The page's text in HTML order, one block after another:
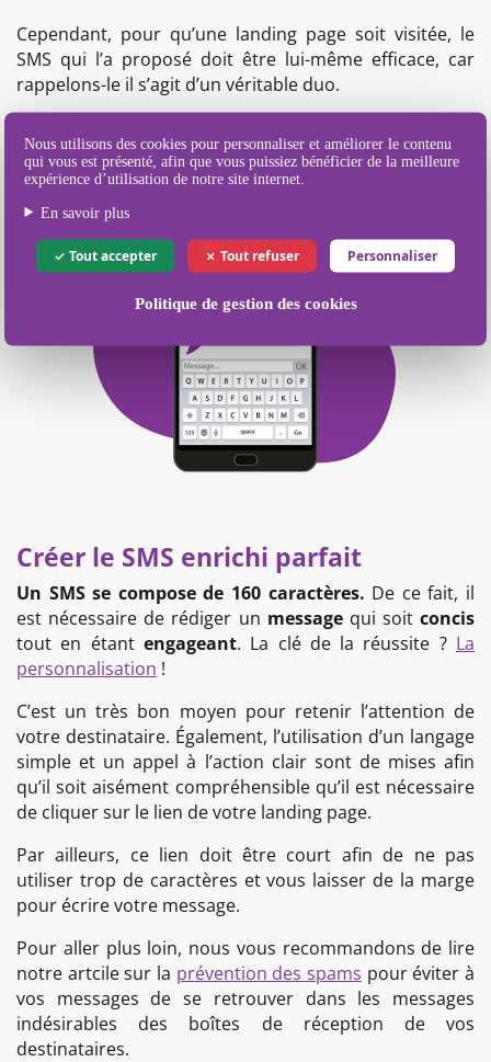
Nous utilisons des cookies pour personnaliser et améliorer le contenu
qui vous est présenté, afin que vous puissiez bénéficier de la meilleure
expérience d’utilisation de notre site internet.
En savoir plus
Tout accepter Tout refuser Personnaliser
Politique de gestion des cookies
Cependant, pour qu’une landing page soit visitée, le
SMS qui l’a proposé doit être lui-même efficace, car
rappelons-le il s’agit d’un véritable duo.
Créer le SMS enrichi parfait
Un SMS se compose de 160 caractères. De ce fait, il
est nécessaire de rédiger un messagequi soit concis
tout en étant engageant. La clé de la réussite ? La
personnalisation !
C’est un très bon moyen pour retenir l’attention de
votre destinataire. Également, l’utilisation d’un langage
simple et un appel à l’action clair sont de mises afin
qu’il soit aisément compréhensible qu’il est nécessaire
de cliquer sur le lien de votre landing page.
Par ailleurs, ce lien doit être court afin de ne pas
utiliser trop de caractères et vous laisser de la marge
pour écrire votre message.
Pour aller plus loin, nous vous recommandons de lire
notre artcile sur la prévention des spams pour éviter à
vos messages de se retrouver dans les messages
indésirables des boîtes de réception de vos
destinataires.